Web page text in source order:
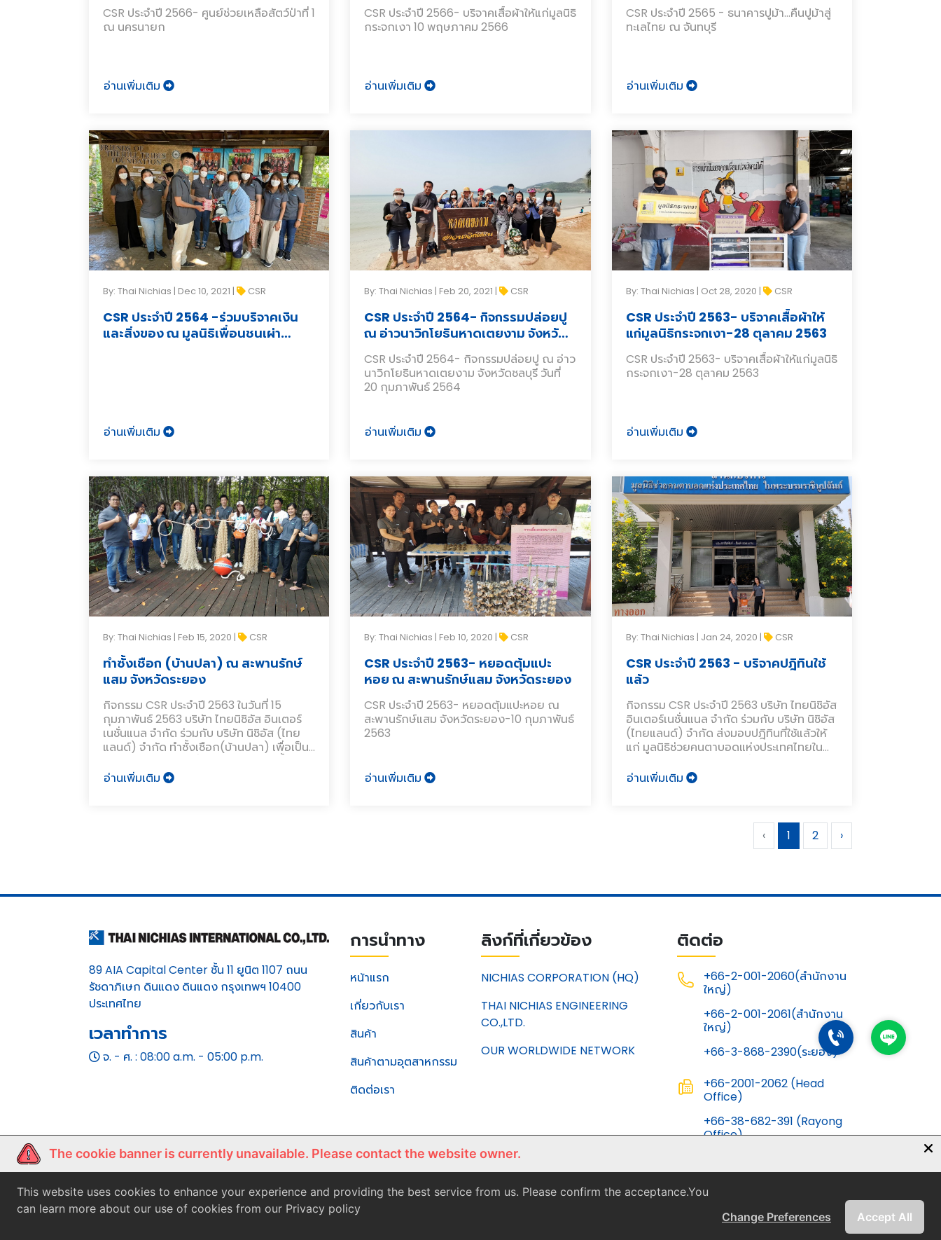
CSR ประจำปี 2566- ศูนย์ช่วยเหลือสัตว์ป่าที่ 1
ณ นครนายก
อ่านเพิ่มเติม
CSR ประจำปี 2566- บริจาคเสื้อผ้าให้แก่มูลนิธิ
กระจกเงา 10 พฤษภาคม 2566
อ่านเพิ่มเติม
CSR ประจำปี 2565 - ธนาคารปูม้า…คืนปูม้าสู่
ทะเลไทย ณ จันทบุรี
อ่านเพิ่มเติม
By: Thai Nichias | Dec 10, 2021 | CSR
CSR ประจำปี 2564 -ร่วมบริจาคเงิน
และสิ่งของ ณ มูลนิธิเพื่อนชนเผ่า
อ่านเพิ่มเติม
By: Thai Nichias | Feb 20, 2021 | CSR
CSR ประจำปี 2564- กิจกรรมปล่อยปู
ณ อ่าวนาวิกโยธินหาดเตยงาม จังหวัด
CSR ประจำปี 2564- กิจกรรมปล่อยปู ณ อ่าว
นาวิกโยธินหาดเตยงาม จังหวัดชลบุรี วันที่
20 กุมภาพันธ์ 2564
อ่านเพิ่มเติม
By: Thai Nichias | Oct 28, 2020 | CSR
CSR ประจำปี 2563- บริจาคเสื้อผ้าให้
แก่มูลนิธิกระจกเงา-28 ตุลาคม 2563
CSR ประจำปี 2563- บริจาคเสื้อผ้าให้แก่มูลนิธิ
กระจกเงา-28 ตุลาคม 2563
อ่านเพิ่มเติม
By: Thai Nichias | Feb 15, 2020 | CSR
ทำซั้งเชือก (บ้านปลา) ณ สะพานรักษ์
แสม จังหวัดระยอง
กิจกรรม CSR ประจำปี 2563 ในวันที่ 15
กุมภาพันธ์ 2563 บริษัท ไทยนิชิอัส อินเตอร์
เนชั่นแนล จำกัด ร่วมกับ บริษัท นิชิอัส (ไทย
แลนด์) จำกัด ทำซั้งเชือก(บ้านปลา) เพื่อเป็น
อ่านเพิ่มเติม
By: Thai Nichias | Feb 10, 2020 | CSR
CSR ประจำปี 2563- หยอดตุ้มแปะ
หอย ณ สะพานรักษ์แสม จังหวัดระยอง
CSR ประจำปี 2563- หยอดตุ้มแปะหอย ณ
สะพานรักษ์แสม จังหวัดระยอง-10 กุมภาพันธ์
2563
อ่านเพิ่มเติม
By: Thai Nichias | Jan 24, 2020 | CSR
CSR ประจำปี 2563 - บริจาคปฎิทินใช้
แล้ว
กิจกรรม CSR ประจำปี 2563 บริษัท ไทยนิชิอัส
อินเตอร์เนชั่นแนล จำกัด ร่วมกับ บริษัท นิชิอัส
(ไทยแลนด์) จำกัด ส่งมอบปฎิทินที่ใช้แล้วให้
แก่ มูลนิธิช่วยคนตาบอดแห่งประเทศไทยใน
2563
อ่านเพิ่มเติม
‹ 1 2 ›
89 AIA Capital Center ชั้น 11 ยูนิต 1107 ถนน
รัชดาภิเษก ดินแดง ดินแดง กรุงเทพฯ 10400
ประเทศไทย
เวลาทำการ
จ. - ศ. : 08:00 a.m. - 05:00 p.m.
การนำทาง
หน้าแรก
เกี่ยวกับเรา
สินค้า
สินค้าตามอุตสาหกรรม
ติดต่อเรา
ลิงก์ที่เกี่ยวข้อง
NICHIAS CORPORATION (HQ)
THAI NICHIAS ENGINEERING
CO.,LTD.
OUR WORLDWIDE NETWORK
ติดต่อ
+66-2-001-2060(สำนักงาน
ใหญ่)
+66-2-001-2061(สำนักงาน
ใหญ่)
+66-3-868-2390(ระยอง)
+66-2001-2062 (Head
Office)
+66-38-682-391 (Rayong
Office)
The cookie banner is currently unavailable. Please contact the website owner.
This website uses cookies to enhance your experience and providing the best service from us. Please confirm the acceptance.You
can learn more about our use of cookies from our Privacy policy
Accept All
Change Preferences